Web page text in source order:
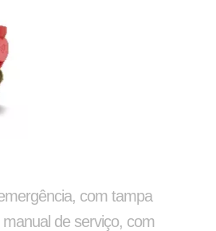
e encurtamento de chassi
com tampa
de serviço, com